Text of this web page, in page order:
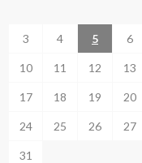
3 4 5 6
10 11 12 13
17 18 19 20
24 25 26 27
31